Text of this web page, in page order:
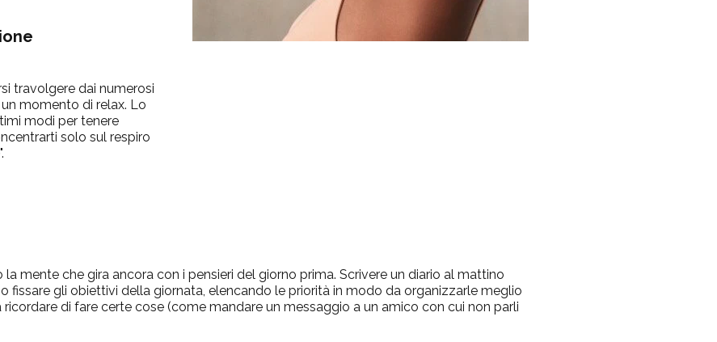
travolgere dai numerosi
momento di relax. Lo
modi per tenere
solo sul respiro
mente che gira ancora con i pensieri del giorno prima. Scrivere un diario al mattino
fissare gli obiettivi della giornata, elencando le priorità in modo da organizzarle meglio
di fare certe cose (come mandare un messaggio a un amico con cui non parli